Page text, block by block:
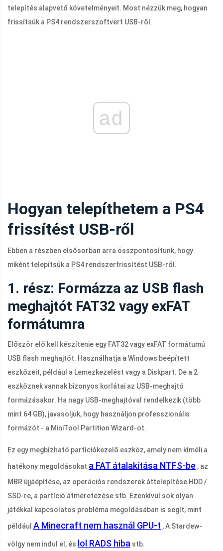
telepítés alapvető követelményeit. Most nézzük meg, hogyan
frissítsük a PS4 rendszerszoftvert USB-ről.
ad
Hogyan telepíthetem a PS4
frissítést USB-ről
Ebben a részben elsősorban arra összpontosítunk, hogy
miként telepítsük a PS4 rendszerfrissítést USB-ről.
1. rész: Formázza az USB flash
meghajtót FAT32 vagy exFAT
formátumra
Először elő kell készítenie egy FAT32 vagy exFAT formátumú
USB flash meghajtót. Használhatja a Windows beépített
eszközeit, például a Lemezkezelést vagy a Diskpart. De a 2
eszköznek vannak bizonyos korlátai az USB-meghajtó
formázásakor. Ha nagy USB-meghajtóval rendelkezik (több
mint 64 GB), javasoljuk, hogy használjon professzionális
formázót - a MiniTool Partition Wizard-ot.
Ez egy megbízható partíciókezelő eszköz, amely nem kíméli a
hatékony megoldásokat a FAT átalakítása NTFS-be , az
MBR újjáépítése, az operációs rendszerek áttelepítése HDD /
SSD-re, a partíció átméretezése stb. Ezenkívül sok olyan
játékkal kapcsolatos probléma megoldásában is segít, mint
például A Minecraft nem használ GPU-t , A Stardew-
völgy nem indul el, és lol RADS hiba stb.